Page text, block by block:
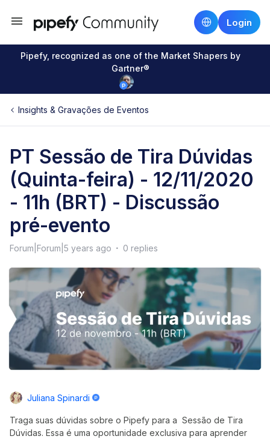
Login
Pipefy, recognized as one of the Market Shapers by
Gartner®
Insights & Gravações de Eventos
PT Sessão de Tira Dúvidas
(Quinta-feira) - 12/11/2020
- 11h (BRT) - Discussão
pré-evento
Forum|Forum|5 years ago 0 replies
Juliana Spinardi
Traga suas dúvidas sobre o Pipefy para a Sessão de Tira
Dúvidas. Essa é uma oportunidade exclusiva para aprender